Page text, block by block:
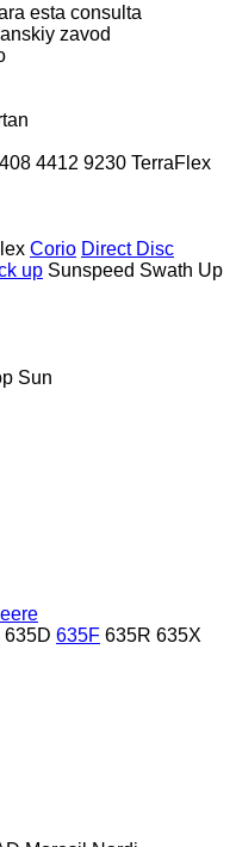
esta consulta
zavod
4412 9230 TerraFlex
Corio Direct Disc
up Sunspeed Swath Up
Sun
635D 635F 635R 635X